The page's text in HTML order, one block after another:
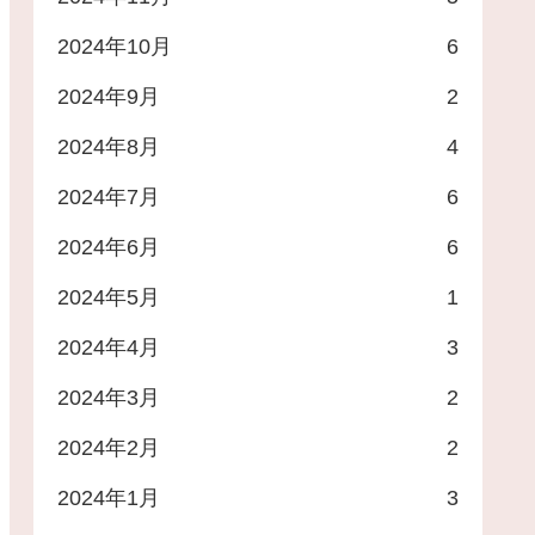
2024年10月 6
2024年9月 2
2024年8月 4
2024年7月 6
2024年6月 6
2024年5月 1
2024年4月 3
2024年3月 2
2024年2月 2
2024年1月 3